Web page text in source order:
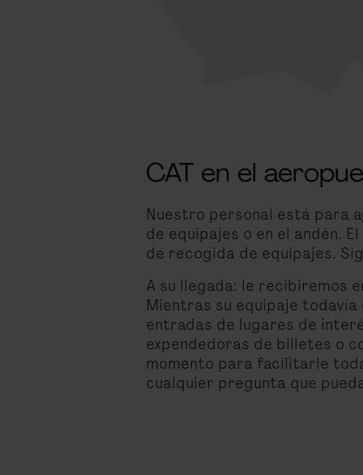
CAT en el
Nuestro personal está para
de equipajes o en el andén.
de recogida de equipajes.
A su llegada: le recibiremos
Mientras su equipaje
entradas de lugares de
expendedoras de billetes o
momento para facilitarle
cualquier pregunta que